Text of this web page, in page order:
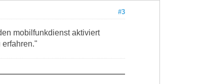
#3
mobilfunkdienst aktiviert